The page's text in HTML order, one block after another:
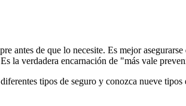
antes de que lo necesite. Es mejor
la verdadera encarnación de "más vale
tipos de seguro y conozca nueve